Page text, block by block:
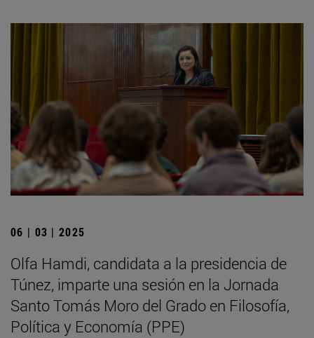
06 | 03 | 2025
Olfa Hamdi, candidata a la presidencia de
Túnez, imparte una sesión en la Jornada
Santo Tomás Moro del Grado en Filosofía,
Política y Economía (PPE)